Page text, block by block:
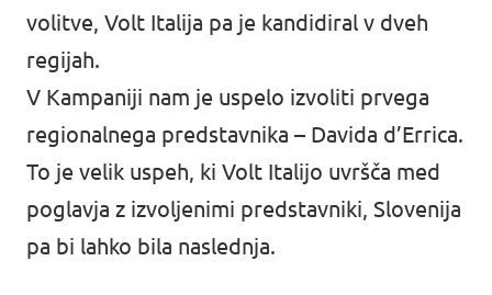
volitve, Volt Italija pa je kandidiral v dveh
regijah.
V Kampaniji nam je uspelo izvoliti prvega
regionalnega predstavnika – Davida d’Errica.
To je velik uspeh, ki Volt Italijo uvršča med
poglavja z izvoljenimi predstavniki, Slovenija
pa bi lahko bila naslednja.